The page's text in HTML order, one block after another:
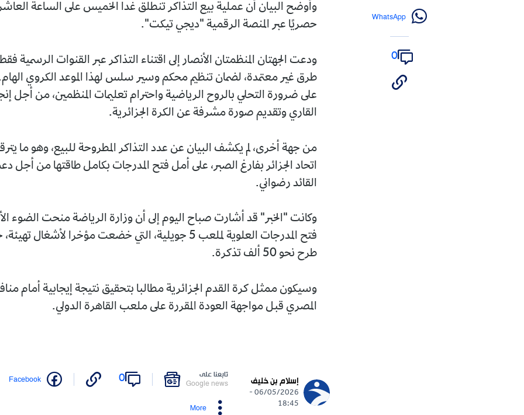
وأوضح البيان أن عملية بيع التذاكر تنطلق غدا الخميس على الساعة العاشرة صباحا،
حصريًا عبر المنصة الرقمية "ديجي تيكت".
ودعت الجهتان المنظمتان الأنصار إلى اقتناء التذاكر عبر القنوات الرسمية فقط، وتفادي
طرق غير معتمدة، لضمان تنظيم محكم وسير سلس لهذا الموعد الكروي الهام. كما
على ضرورة التحلي بالروح الرياضية واحترام تعليمات المنظمين، من أجل إنجاح الحدث
القاري وتقديم صورة مشرفة عن الكرة الجزائرية.
من جهة أخرى، لم يكشف البيان عن عدد التذاكر المطروحة للبيع، وهو ما يترقبه أنصار
اتحاد الجزائر بفارغ الصبر، على أمل فتح المدرجات بكامل طاقتها من أجل دعم رفاق
القائد رضواني.
وكانت "الخبر" قد أشارت صباح اليوم إلى أن وزارة الرياضة منحت الضوء الأخضر
فتح المدرجات العلوية لملعب 5 جويلية، التي خضعت مؤخرا لأشغال تهيئة، حيث
وسيكون ممثل كرة القدم الجزائرية مطالبا بتحقيق نتيجة إيجابية أمام منافسه
المصري قبل مواجهة العودة المقررة على ملعب القاهرة الدولي.
WhatsApp
إسلام بن خليف
06/05/2026 -
18:45
تابعنا على
Google news
0
Facebook
Twitter